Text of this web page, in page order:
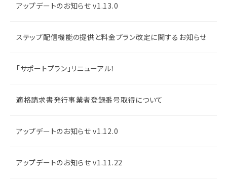
アップデートのお知らせ v1.13.0
ステップ配信機能の提供と料金プラン改定に関するお知らせ
「サポートプラン」リニューアル！
適格請求書発行事業者登録番号取得について
アップデートのお知らせ v1.12.0
アップデートのお知らせ v1.11.22